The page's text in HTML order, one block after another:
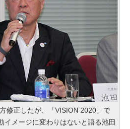
修正したが、「VISION 2020」で
イメージに変わりはないと語る池田